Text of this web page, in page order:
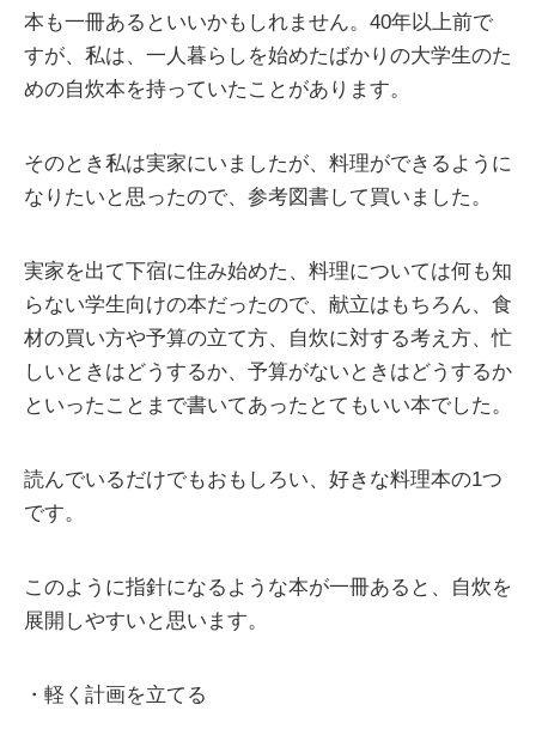
本も一冊あるといいかもしれません。40年以上前で
すが、私は、一人暮らしを始めたばかりの大学生のた
めの自炊本を持っていたことがあります。
そのとき私は実家にいましたが、料理ができるように
なりたいと思ったので、参考図書して買いました。
実家を出て下宿に住み始めた、料理については何も知
らない学生向けの本だったので、献立はもちろん、食
材の買い方や予算の立て方、自炊に対する考え方、忙
しいときはどうするか、予算がないときはどうするか
といったことまで書いてあったとてもいい本でした。
読んでいるだけでもおもしろい、好きな料理本の1つ
です。
このように指針になるような本が一冊あると、自炊を
展開しやすいと思います。
・軽く計画を立てる